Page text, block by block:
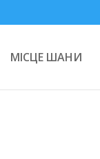
МІСЦЕ ШАНИ